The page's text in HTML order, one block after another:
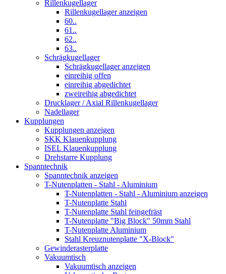
Rillenkugellager
Rillenkugellager anzeigen
60..
61..
62..
63..
Schrägkugellager
Schrägkugellager anzeigen
einreihig offen
einreihig abgedichtet
zweireihig abgedichtet
Drucklager / Axial Rillenkugellager
Nadellager
Kupplungen
Kupplungen anzeigen
SKK Klauenkupplung
ISEL Klauenkupplung
Drehstarre Kupplung
Spanntechnik
Spanntechnik anzeigen
T-Nutenplatten - Stahl - Aluminium
T-Nutenplatten - Stahl - Aluminium anzeigen
T-Nutenplatte Stahl
T-Nutenplatte Stahl feingefräst
T-Nutenplatte "Big Block" 50mm Stahl
T-Nutenplatte Aluminium
Stahl Kreuznutenplatte "X-Block"
Gewinderasterplatte
Vakuumtisch
Vakuumtisch anzeigen